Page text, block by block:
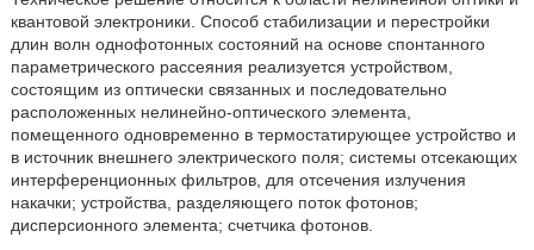
квантовой электроники. Способ стабилизации и перестройки
длин волн однофотонных состояний на основе спонтанного
параметрического рассеяния реализуется устройством,
состоящим из оптически связанных и последовательно
расположенных нелинейно-оптического элемента,
помещенного одновременно в термостатирующее устройство и
в источник внешнего электрического поля; системы отсекающих
интерференционных фильтров, для отсечения излучения
накачки; устройства, разделяющего поток фотонов;
дисперсионного элемента; счетчика фотонов.